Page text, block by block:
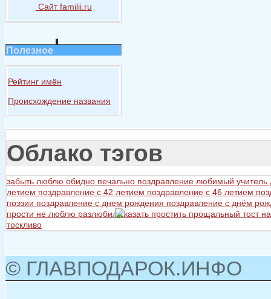
Сайт familii.ru
Полезное
Рейтинг имён
Происхождение названия
Облако тэгов
забыть люблю обидно печально поздравление любимый учитель
летием поздравление с 42 летием поздравление с 46 летием
поэзии поздравление с днем рождения поздравление с днём
прости не люблю разлюбил сказать простить прощальный тост
тоскливо
© ГЛАВПОДАРОК.ИНФО